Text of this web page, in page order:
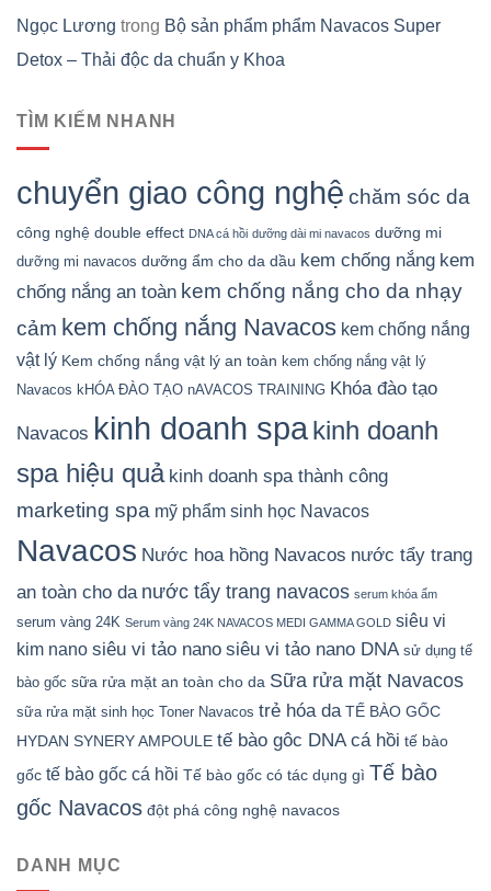
Ngọc Lương trong Bộ sản phẩm phẩm Navacos Super
Detox – Thải độc da chuẩn y Khoa
TÌM KIẾM NHANH
chuyển giao công nghệ chăm sóc da
công nghệ double effect DNA cá hồi dưỡng dài mi navacos dưỡng mi
dưỡng mi navacos dưỡng ẩm cho da dầu kem chống nắng kem
chống nắng an toàn kem chống nắng cho da nhạy
cảm kem chống nắng Navacos kem chống nắng
vật lý Kem chống nắng vật lý an toàn kem chống nắng vật lý
Navacos kHÓA ĐÀO TẠO nAVACOS TRAINING Khóa đào tạo
Navacos kinh doanh spa kinh doanh
spa hiệu quả kinh doanh spa thành công
marketing spa mỹ phẩm sinh học Navacos
Navacos Nước hoa hồng Navacos nước tẩy trang
an toàn cho da nước tẩy trang navacos serum khóa ẩm
serum vàng 24K Serum vàng 24K NAVACOS MEDI GAMMA GOLD siêu vi
kim nano siêu vi tảo nano siêu vi tảo nano DNA sử dụng tế
bào gốc sữa rửa mặt an toàn cho da Sữa rửa mặt Navacos
sữa rửa mặt sinh học Toner Navacos trẻ hóa da TẾ BÀO GỐC
HYDAN SYNERY AMPOULE tế bào gôc DNA cá hồi tế bào
gốc tế bào gốc cá hồi Tế bào gốc có tác dụng gì Tế bào
gốc Navacos đột phá công nghệ navacos
DANH MỤC